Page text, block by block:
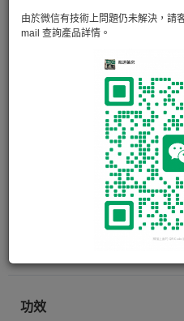
由於微信有技術上問題仍未解決，請
mail 查詢產品詳情。
MyTear 我的眼
功效